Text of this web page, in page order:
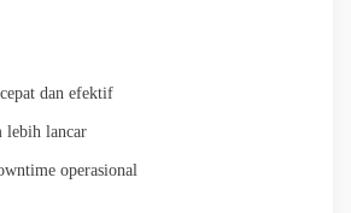
dan efektif
lebih lancar
operasional